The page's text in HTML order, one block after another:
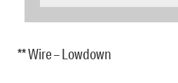
** Wire – Lowdown